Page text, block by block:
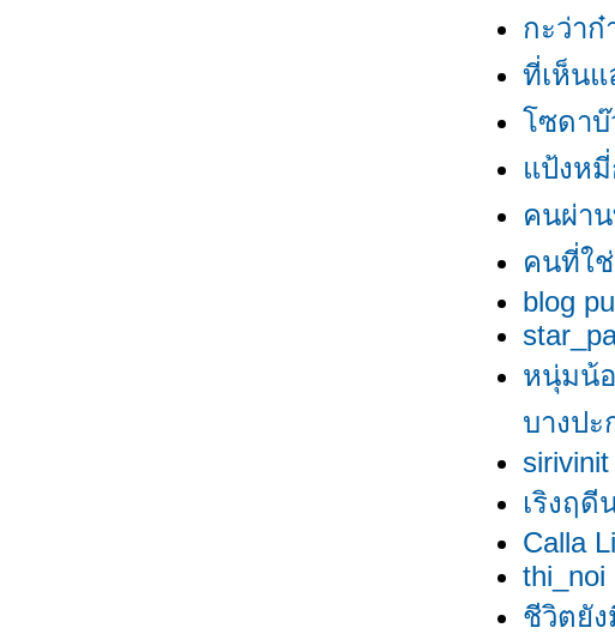
กะว่าก๋
ที่เห็นแ
ซดา
ป้งหมี่
คนผ่าน
คนที่ใ
blog pu
หนุ่มน้
บางปะ
sirivinit
เริงฤดี
Calla
thi_noi
ชีวิตยั